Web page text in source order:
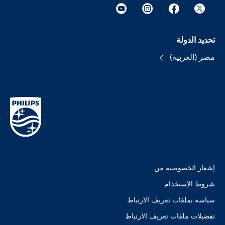
تحديد الدولة
مصر (العربية)
إشعار الخصوصية من
شروط الإستخدام
سياسة بملفات تعريف الارتباط
تفضيلات ملفات تعريف الارتباط